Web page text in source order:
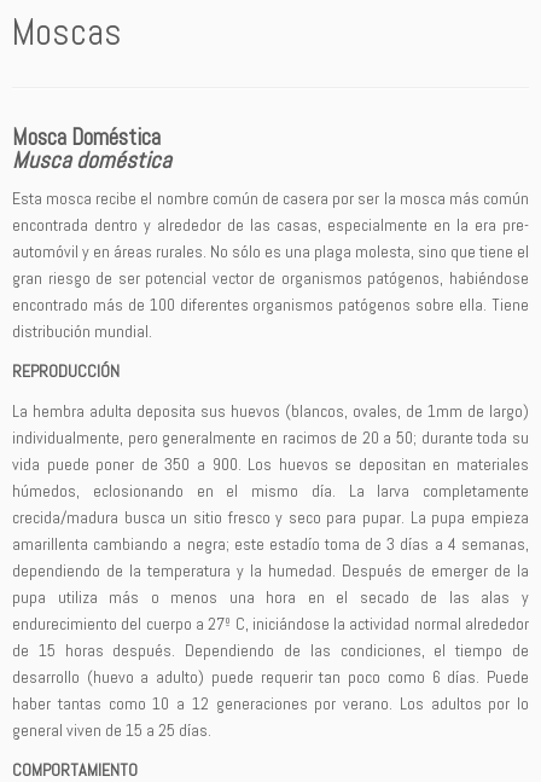
Moscas
Mosca Doméstica
Musca doméstica
Esta mosca recibe el nombre común de casera por ser la mosca más común
encontrada dentro y alrededor de las casas, especialmente en la era pre-
automóvil y en áreas rurales. No sólo es una plaga molesta, sino que tiene el
gran riesgo de ser potencial vector de organismos patógenos, habiéndose
encontrado más de 100 diferentes organismos patógenos sobre ella. Tiene
distribución mundial.
REPRODUCCIÓN
La hembra adulta deposita sus huevos (blancos, ovales, de 1mm de largo)
individualmente, pero generalmente en racimos de 20 a 50; durante toda su
vida puede poner de 350 a 900. Los huevos se depositan en materiales
húmedos, eclosionando en el mismo día. La larva completamente
crecida/madura busca un sitio fresco y seco para pupar. La pupa empieza
amarillenta cambiando a negra; este estadío toma de 3 días a 4 semanas,
dependiendo de la temperatura y la humedad. Después de emerger de la
pupa utiliza más o menos una hora en el secado de las alas y
endurecimiento del cuerpo a 27º C, iniciándose la actividad normal alrededor
de 15 horas después. Dependiendo de las condiciones, el tiempo de
desarrollo (huevo a adulto) puede requerir tan poco como 6 días. Puede
haber tantas como 10 a 12 generaciones por verano. Los adultos por lo
general viven de 15 a 25 días.
COMPORTAMIENTO